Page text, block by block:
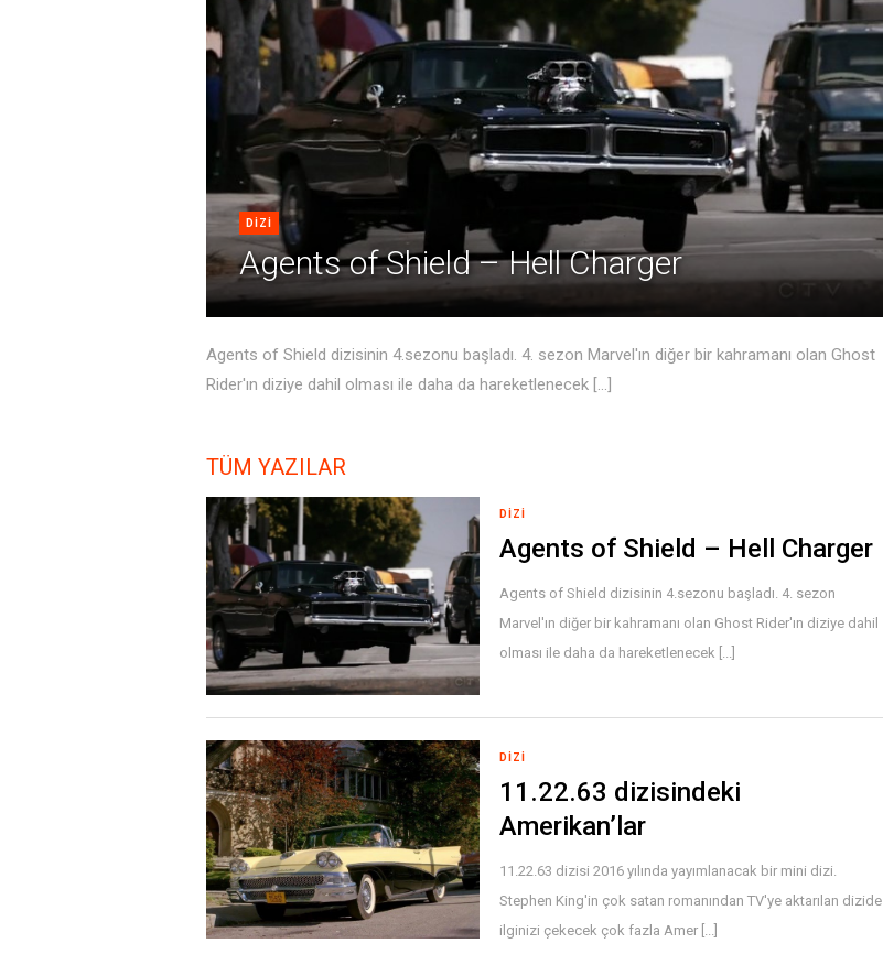
DIZI
Agents of Shield – Hell Charger
Agents of Shield dizisinin 4.sezonu başladı. 4. sezon Marvel'ın diğer bir kahramanı olan Ghost
Rider'ın diziye dahil olması ile daha da hareketlenecek [...]
TÜM YAZILAR
DIZI
Agents of Shield – Hell Charger
Agents of Shield dizisinin 4.sezonu başladı. 4. sezon
Marvel'ın diğer bir kahramanı olan Ghost Rider'ın diziye dahil
olması ile daha da hareketlenecek [...]
DIZI
11.22.63 dizisindeki
Amerikan’lar
11.22.63 dizisi 2016 yılında yayımlanacak bir mini dizi.
Stephen King'in çok satan romanından TV'ye aktarılan dizide
ilginizi çekecek çok fazla Amer [...]